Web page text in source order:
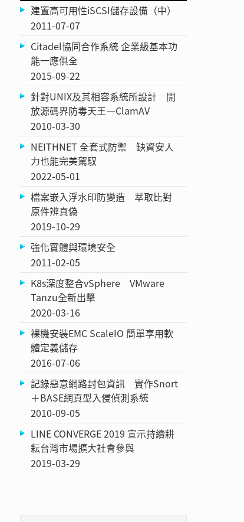
建置高可用性iSCSI儲存設備（中）
2011-07-07
Citadel協同合作系統 企業級基本功
能一應俱全
2015-09-22
針對UNIX及其相容系統所設計 開
放源碼界防毒天王—ClamAV
2010-03-30
NEITHNET 全套式防禦 缺資安人
力也能完美駕馭
2022-05-01
檔案嵌入浮水印防變造 萃取比對
原件辨真偽
2019-10-29
強化實體與環境安全
2011-02-05
K8s深度整合vSphere VMware
Tanzu全新出擊
2020-03-16
裸機安裝EMC ScaleIO 簡單享用軟
體定義儲存
2016-07-06
記錄惡意網路封包資訊 實作Snort
＋BASE網頁型入侵偵測系統
2010-09-05
LINE CONVERGE 2019 宣示持續耕
耘台灣市場擴大社會參與
2019-03-29